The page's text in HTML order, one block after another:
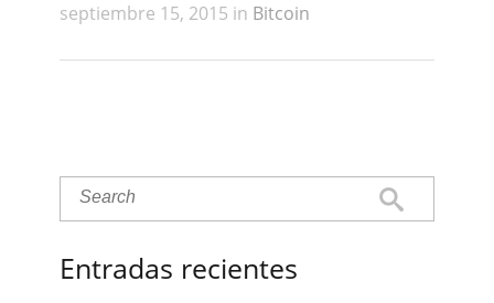
septiembre 15, 2015 in Bitcoin
Entradas recientes